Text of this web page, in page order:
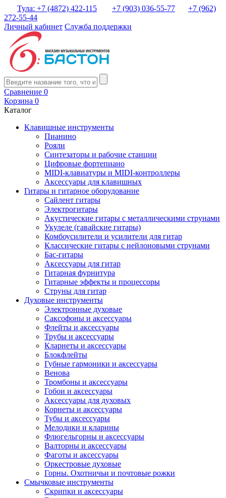
Тула: +7 (4872) 422-115 +7 (903) 036-55-77
+7 (962)
272-55-44
Личный кабинет Служба поддержки
Сравнение 0
Корзина 0
Каталог
Клавишные инструменты
Пианино
Рояли
Синтезаторы и рабочие станции
Цифровые фортепиано
MIDI-клавиатуры и MIDI-контроллеры
Аксессуары для клавишных
Гитары и гитарное оборудование
Сайлент гитары
Электрогитары
Акустические гитары с металлическими струнами
Укулеле (гавайские гитары)
Комбоусилители и усилители для гитар
Классические гитары с нейлоновыми струнами
Бас-гитары
Аксессуары для гитар
Гитарная фурнитура
Гитарные эффекты и процессоры
Струны для гитар
Духовые инструменты
Электронные духовые
Саксофоны и аксессуары
Флейты и аксессуары
Трубы и аксессуары
Кларнеты и аксессуары
Блокфлейты
Губные гармоники и аксессуары
Венова
Тромбоны и аксессуары
Гобои и аксессуары
Аксессуары для духовых
Корнеты и аксессуары
Тубы и аксессуары
Мелодики и кларины
Флюгельгорны и аксессуары
Валторны и аксессуары
Фаготы и аксессуары
Оркестровые духовые
Горны. Охотничьи и почтовые рожки
Смычковые инструменты
Скрипки и аксессуары